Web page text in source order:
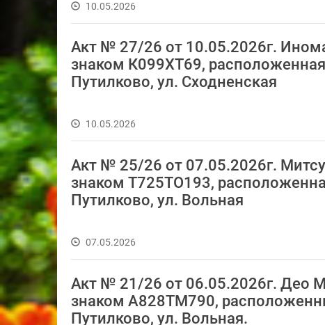
10.05.2026
Акт № 27/26 от 10.05.2026г.
знаком К099ХТ69,
Путилково, ул. Сходненская
10.05.2026
Акт № 25/26 от 07.05.2026г.
знаком Т725ТО193,
Путилково, ул. Вольная
07.05.2026
Акт № 21/26 от 06.05.2026г. Део
знаком А828ТМ790,
Путилково, ул. Вольная.